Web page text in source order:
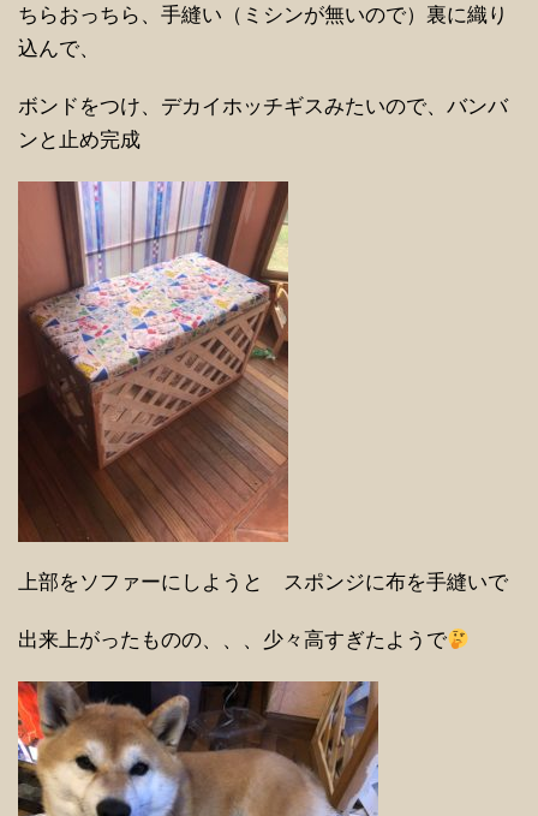
ちらおっちら、手縫い（ミシンが無いので）裏に織り
込んで、
ボンドをつけ、デカイホッチギスみたいので、バンバ
ンと止め完成
上部をソファーにしようと スポンジに布を手縫いで
出来上がったものの、、、少々高すぎたようで